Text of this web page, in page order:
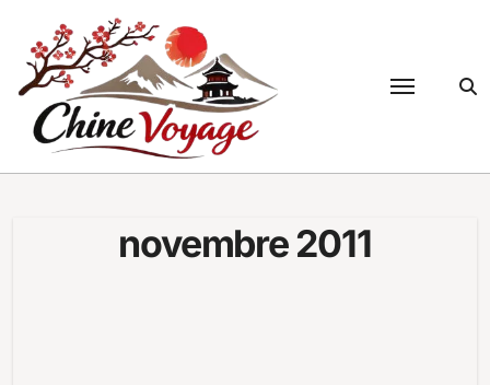
contenu
novembre 2011